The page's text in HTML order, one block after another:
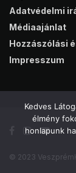
Adatvédelmi
Médiaajánlat
Hozzászólási
Impresszum
© 2023
Kedves
élmény
honlapunk